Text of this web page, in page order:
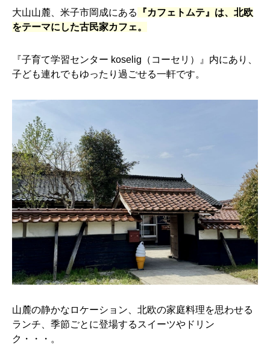
大山山麓、米子市岡成にある
『カフェトムテ』は、北欧
をテーマにした古民家カフェ。
『子育て学習センター koselig（コーセリ）』内にあり、
子ども連れでもゆったり過ごせる一軒です。
山麓の静かなロケーション、北欧の家庭料理を思わせる
ランチ、季節ごとに登場するスイーツやドリン
ク・・・。